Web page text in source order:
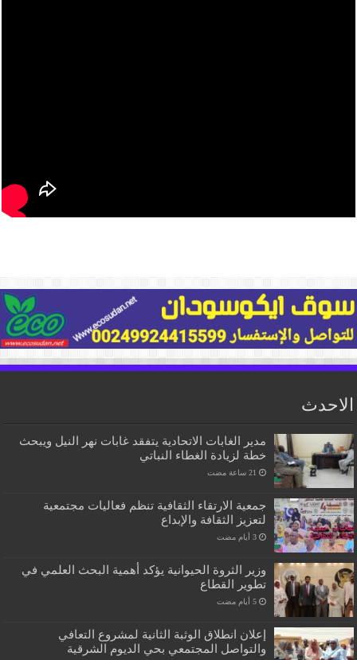
الاحدث
مدير الغابات الاتحادية يتفقد غابات نهر النيل ويبحث
خطة لزيادة الغطاء النباتي
جمعية الارتقاء الثقافية تنظم فعاليات مجتمعية
لتعزيز الثقافة والإبداع
‏3 أيام مضت
وزير الثروة الحيوانية يؤكد أهمية البحث العلمي في
تطوير القطاع
‏5 أيام مضت
إعلان انطلاق الوثبة الثانية لمشروع التعافي
والتواصل المجتمعي بحي الديوم الشرقية